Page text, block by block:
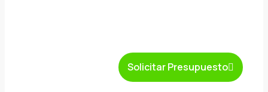
Solicitar Presupuesto